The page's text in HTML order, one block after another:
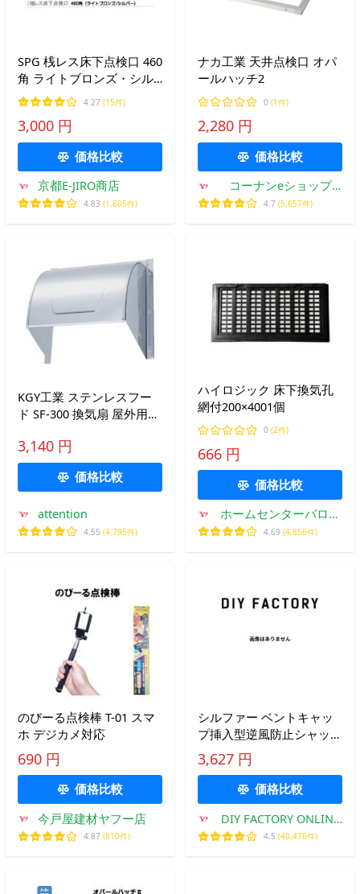
SPG 桟レス床下点検口 460
角 ライトブロンズ・シル
バー（床面開口寸法460ｍ
ｍ×460ｍｍ）
4.27 (15件)
3,000 円
価格比較
京都E-JIRO商店
4.83 (1,805件)
ナカ工業 天井点検口 オパ
ールハッチ2
0 (1件)
2,280 円
価格比較
コーナンeショップ
Yahoo!ショッピング店
4.7 (5,657件)
KGY工業 ステンレスフー
ド SF-300 換気扇 屋外用
マンション アパート DIY
3,140 円
価格比較
attention
4.55 (4,795件)
ハイロジック 床下換気孔
網付200×4001個
0 (2件)
666 円
価格比較
ホームセンターバロー
Yahoo!店
4.69 (4,856件)
のびーる点検棒 T-01 スマ
ホ デジカメ対応
690 円
価格比較
今戸屋建材ヤフー店
4.87 (810件)
シルファー ベントキャッ
プ挿入型逆風防止シャッタ
ー ES ES-100 1点
3,627 円
価格比較
DIY FACTORY ONLINE
SHOP
4.5 (40,476件)